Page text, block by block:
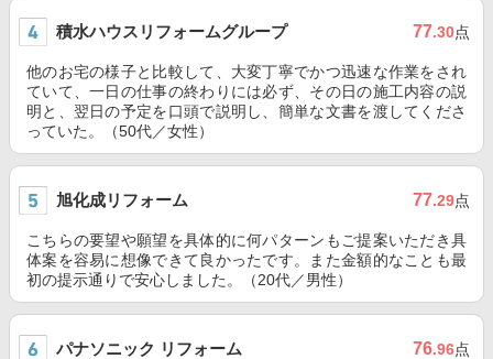
積水ハウスリフォームグループ 77.30点
他のお宅の様子と比較して、大変丁寧でかつ迅速な作業をされ
ていて、一日の仕事の終わりには必ず、その日の施工内容の説
明と、翌日の予定を口頭で説明し、簡単な文書を渡してくださ
っていた。（50代／女性）
旭化成リフォーム 77.29点
こちらの要望や願望を具体的に何パターンもご提案いただき具
体案を容易に想像できて良かったです。また金額的なことも最
初の提示通りで安心しました。（20代／男性）
パナソニック リフォーム 76.96点